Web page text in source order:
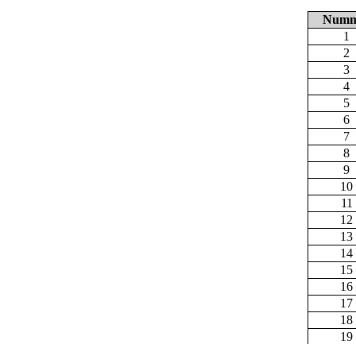
1
2
3
4
5
6
7
8
9
10
11
12
13
14
15
16
17
18
19